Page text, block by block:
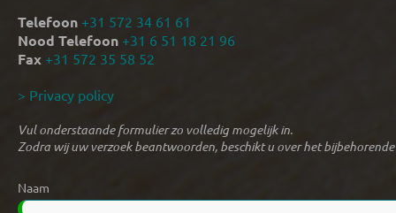
Telefoon +31 572 34 61 61
Nood Telefoon +31 6 51 18 21 96
Fax +31 572 35 58 52
> Privacy policy
Vul onderstaande formulier zo volledig mogelijk in.
Zodra wij uw verzoek beantwoorden, beschikt u over het
Naam